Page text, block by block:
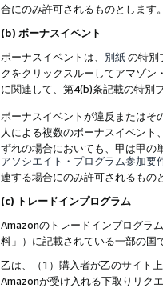
合にのみ許可されるものとします。
(b) ボーナスイベント
ボーナスイベントは、 別紙の特別
クをクリックスルーしてアマゾン
に関連して、第4(b)条記載の特別
ボーナスイベントが違反またはそ
人による複数のボーナスイベン
ずれの場合においても、甲は甲の
アソシエイト・プログラム参加要
連する場合にのみ許可されるもの
(c) トレードインプログラム
Amazonのトレードインプログラ
料」）に記載されている一部の国
乙は、（1）購入者が乙のサイト
Amazonが受け入れる下取りリク